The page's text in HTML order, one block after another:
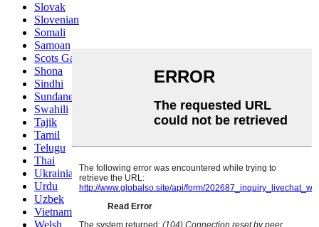
Slovak
Slovenian
Somali
Samoan
Scots Gaelic
Shona
Sindhi
Sundanese
Swahili
Tajik
Tamil
Telugu
Thai
Ukrainian
Urdu
Uzbek
Vietnamese
Welsh